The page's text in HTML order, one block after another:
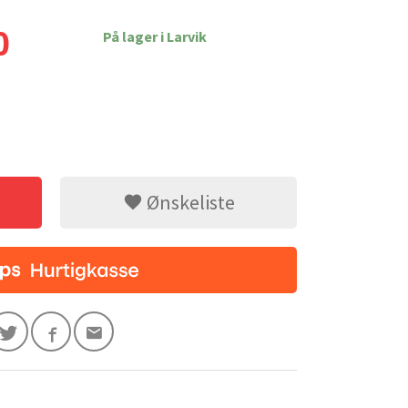
C
På lager i Larvik
Ønskeliste